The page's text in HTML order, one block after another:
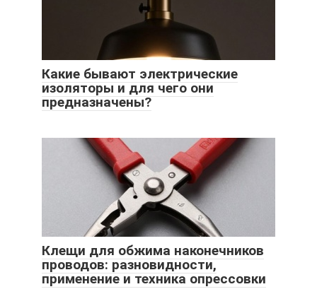
Какие бывают электрические
изоляторы и для чего они
предназначены?
Клещи для обжима наконечников
проводов: разновидности,
применение и техника опрессовки